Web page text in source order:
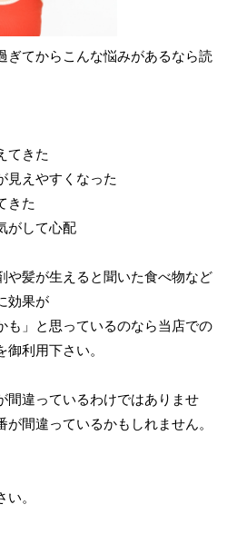
ぎてからこんな悩みがあるなら読
てきた
見えやすくなった
きた
がして心配
や髪が生えると聞いた食べ物など
効果が
も」と思っているのなら当店での
利用下さい。
間違っているわけではありませ
間違っているかもしれません。
。